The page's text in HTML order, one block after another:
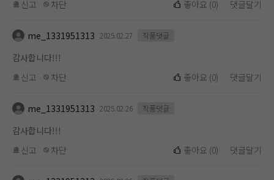
신고
차단 좋아요 (0) 댓글달기
me_1331951313 2025.02.27 작품댓글
감사합니다!!!
신고
차단 좋아요 (0) 댓글달기
me_1331951313 2025.02.26 작품댓글
감사합니다!!!
신고
차단 좋아요 (0) 댓글달기